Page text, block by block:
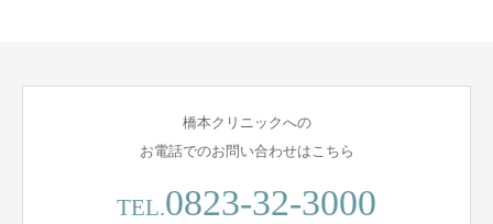
橋本クリニックへの
お電話でのお問い合わせはこちら
TEL.0823-32-3000